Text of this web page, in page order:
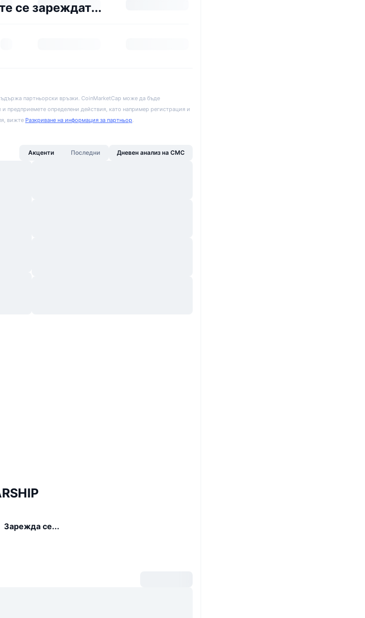
се зареждат...
партньорски връзки. CoinMarketCap може да бъде
предприемете определени действия, като например регистрация и
вижте Разкриване на информация за партньор.
Акценти Последни Дневен анализ на CMC
Зарежда се...